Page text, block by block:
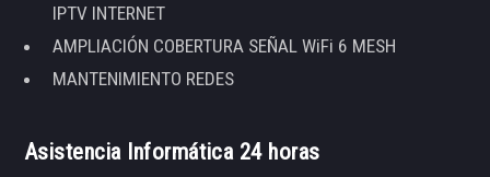
IPTV INTERNET
AMPLIACIÓN COBERTURA SEÑAL WiFi 6 MESH
MANTENIMIENTO REDES
Asistencia Informática 24 horas